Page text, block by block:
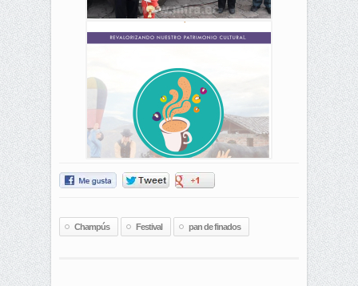
Champús Festival pan de finados